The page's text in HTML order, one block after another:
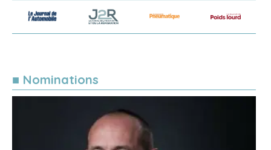
■ Nominations